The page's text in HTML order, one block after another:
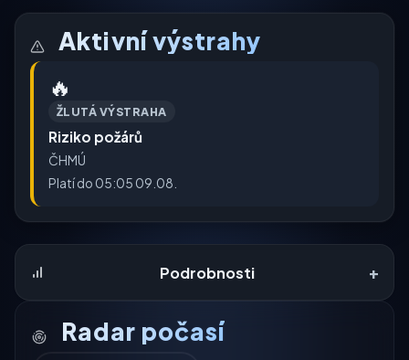
Aktivní výstrahy
🔥
ŽLUTÁ VÝSTRAHA
Riziko požárů
ČHMÚ
Platí do 05:05 09.08.
Podrobnosti +
Radar počasí